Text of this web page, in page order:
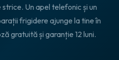
strice. Un apel telefonic și un
frigidere ajunge la tine în
gratuită și garanție 12 luni.